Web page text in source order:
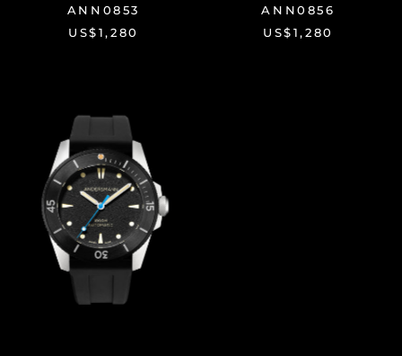
ANN0853
US$1,280
ANN0856
US$1,280